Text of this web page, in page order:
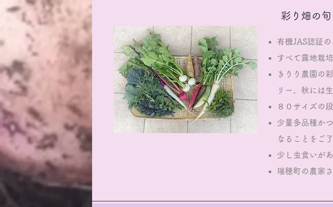
彩り畑の
有機JAS認証
すべて露地栽
きりり農園の
リー、秋には
８０サイズの
少量多品種か
なることをご
少し虫食いが
瑞穂町の農家